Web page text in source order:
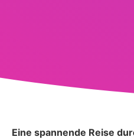
Eine spannende Reise